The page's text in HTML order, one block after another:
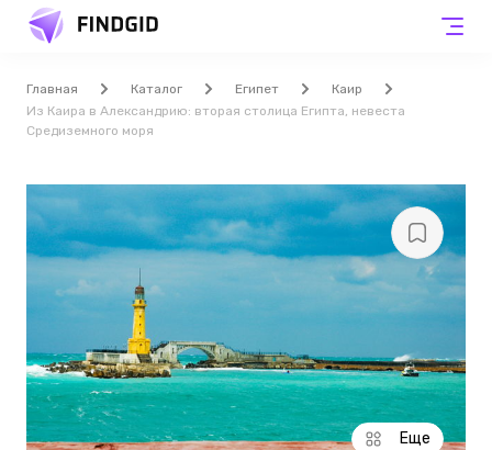
Главная Каталог Египет
Каир
Из Каира в Александрию: вторая столица Египта, невеста
Средиземного моря
Еще